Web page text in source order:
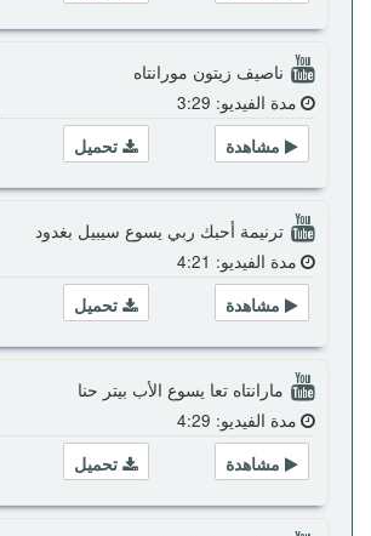
ناصيف زيتون مورانتاه
مدة الفيديو: 3:29
تحميل
مشاهدة
ترنيمة أحبك ربي يسوع سيبيل بغدود
مدة الفيديو: 4:21
تحميل
مشاهدة
مارانتاه تعا يسوع الأب بيتر حنا
مدة الفيديو: 4:29
تحميل
مشاهدة